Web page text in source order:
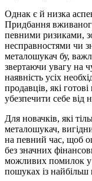
Однак є й низка
Придбання
певними ризиками,
несправностями чи
металошукач бу,
звертаючи увагу на
наявність усіх
продавців, які
убезпечити себе від
Для новачків, які
металошукач,
на певний час, щоб
без значних
можливих помилок у
пошуках із